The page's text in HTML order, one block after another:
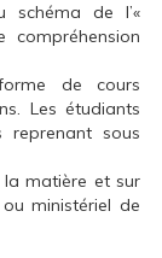
schéma de l’«
de cours
Les étudiants
reprenant sous
matière et sur
ministériel de